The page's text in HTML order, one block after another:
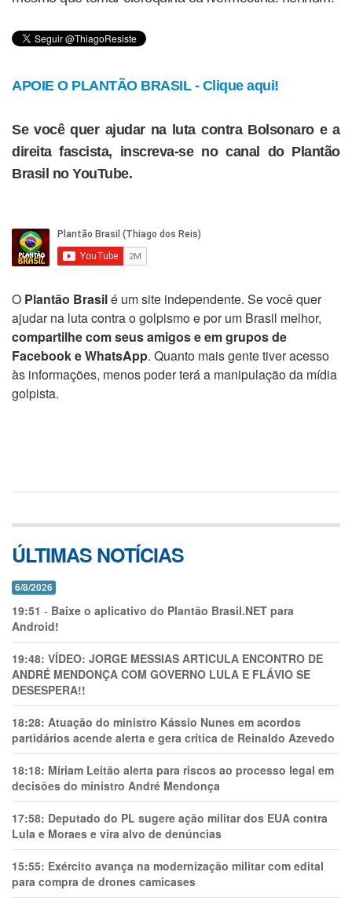
APOIE O PLANTÃO BRASIL - Clique aqui!
Se você quer ajudar na luta contra Bolsonaro e a
direita fascista, inscreva-se no canal do Plantão
Brasil no YouTube.
O Plantão Brasilé um site independente. Se você quer
ajudar na luta contra o golpismo e por um Brasil melhor,
compartilhe com seus amigos e em grupos de
Facebook e WhatsApp. Quanto mais gente tiver acesso
às informações, menos poder terá a manipulação da mídia
golpista.
ÚLTIMAS NOTÍCIAS
6/8/2026
19:51 - Baixe o aplicativo do Plantão Brasil.NET para
Android!
19:48: VÍDEO: JORGE MESSIAS ARTICULA ENCONTRO DE
ANDRÉ MENDONÇA COM GOVERNO LULA E FLÁVIO SE
DESESPERA!!
18:28: Atuação do ministro Kássio Nunes em acordos
partidários acende alerta e gera crítica de Reinaldo Azevedo
18:18: Míriam Leitão alerta para riscos ao processo legal em
decisões do ministro André Mendonça
17:58: Deputado do PL sugere ação militar dos EUA contra
Lula e Moraes e vira alvo de denúncias
15:55: Exército avança na modernização militar com edital
para compra de drones camicases